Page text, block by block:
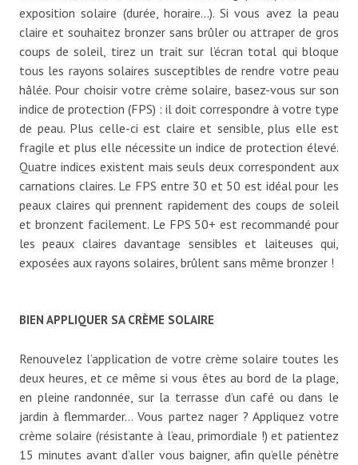
exposition solaire (durée, horaire…). Si vous avez la peau
claire et souhaitez bronzer sans brûler ou attraper de gros
coups de soleil, tirez un trait sur l’écran total qui bloque
tous les rayons solaires susceptibles de rendre votre peau
hâlée. Pour choisir votre crème solaire, basez-vous sur son
indice de protection (FPS) : il doit correspondre à votre type
de peau. Plus celle-ci est claire et sensible, plus elle est
fragile et plus elle nécessite un indice de protection élevé.
Quatre indices existent mais seuls deux correspondent aux
carnations claires. Le FPS entre 30 et 50 est idéal pour les
peaux claires qui prennent rapidement des coups de soleil
et bronzent facilement. Le FPS 50+ est recommandé pour
les peaux claires davantage sensibles et laiteuses qui,
exposées aux rayons solaires, brûlent sans même bronzer !
BIEN APPLIQUER SA CRÈME SOLAIRE
Renouvelez l’application de votre crème solaire toutes les
deux heures, et ce même si vous êtes au bord de la plage,
en pleine randonnée, sur la terrasse d’un café ou dans le
jardin à flemmarder… Vous partez nager ? Appliquez votre
crème solaire (résistante à l’eau, primordiale !) et patientez
15 minutes avant d’aller vous baigner, afin qu’elle pénètre